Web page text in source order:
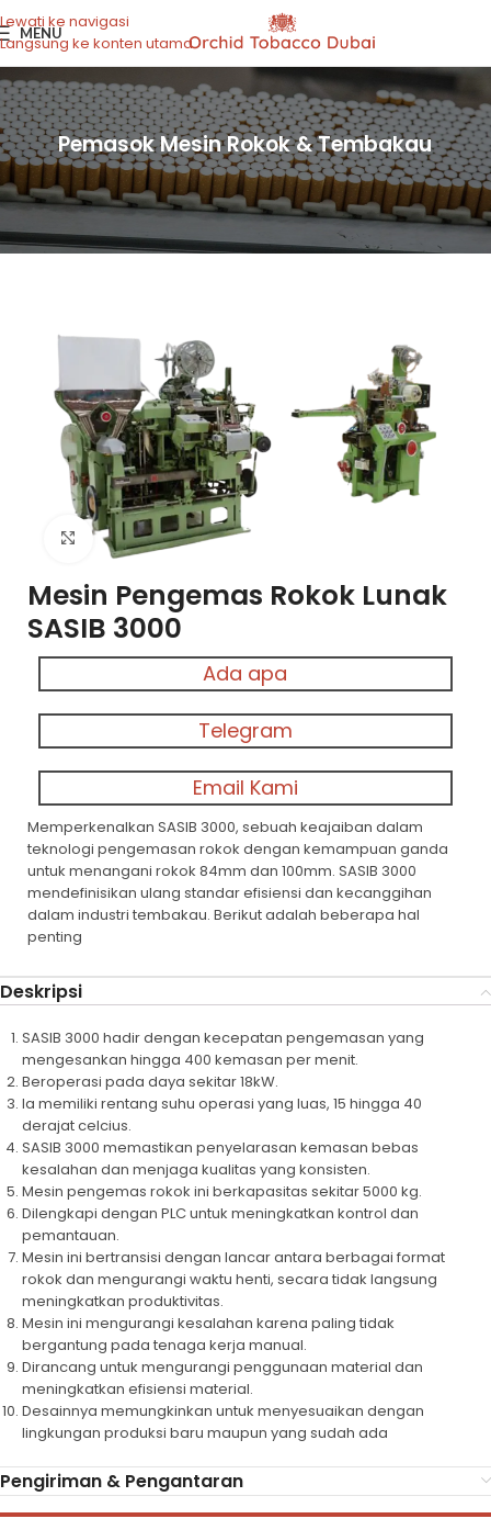
Lewati ke navigasi
Langsung ke konten utama
MENU
Pemasok Mesin Rokok & Tembakau
Klik untuk memperbesar
Mesin Pengemas Rokok Lunak
SASIB 3000
Ada apa
Telegram
Email Kami
Memperkenalkan SASIB 3000, sebuah keajaiban dalam
teknologi pengemasan rokok dengan kemampuan ganda
untuk menangani rokok 84mm dan 100mm. SASIB 3000
mendefinisikan ulang standar efisiensi dan kecanggihan
dalam industri tembakau. Berikut adalah beberapa hal
penting
Deskripsi
SASIB 3000 hadir dengan kecepatan pengemasan yang
mengesankan hingga 400 kemasan per menit.
Beroperasi pada daya sekitar 18kW.
Ia memiliki rentang suhu operasi yang luas, 15 hingga 40
derajat celcius.
SASIB 3000 memastikan penyelarasan kemasan bebas
kesalahan dan menjaga kualitas yang konsisten.
Mesin pengemas rokok ini berkapasitas sekitar 5000 kg.
Dilengkapi dengan PLC untuk meningkatkan kontrol dan
pemantauan.
Mesin ini bertransisi dengan lancar antara berbagai format
rokok dan mengurangi waktu henti, secara tidak langsung
meningkatkan produktivitas.
Mesin ini mengurangi kesalahan karena paling tidak
bergantung pada tenaga kerja manual.
Dirancang untuk mengurangi penggunaan material dan
meningkatkan efisiensi material.
Desainnya memungkinkan untuk menyesuaikan dengan
lingkungan produksi baru maupun yang sudah ada
Pengiriman & Pengantaran